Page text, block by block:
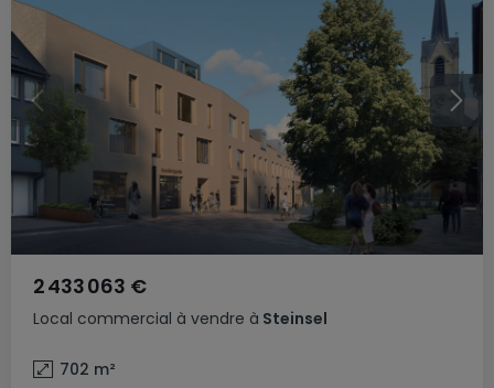
Local commercial à vendre à Steinsel
2 433 063 €
702 m²